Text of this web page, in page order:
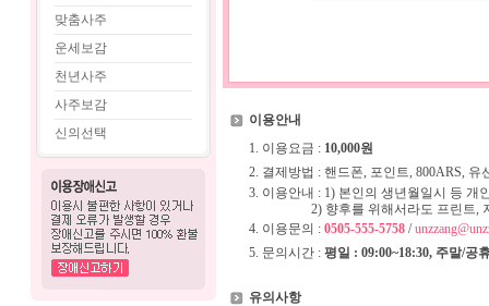
맞춤사주
운세보감
천년사주
사주보감
신의선택
이용안내
1. 이용요금 : 10,000원
2. 결제방법 : 핸드폰, 포인트, 800ARS, 유
3. 이용안내 : 1) 본인의 생년월일시 등 개
2) 향후를 위해서라도 프린트, 저장,
4. 이용문의 : 0505-555-5758/
5. 문의시간 : 평일 : 09:00~18:30, 주말/공
유의사항